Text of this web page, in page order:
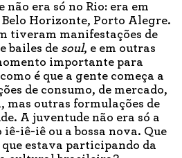
não era só no Rio: era em
Belo Horizonte, Porto Alegre.
tiveram manifestações de
bailes de soul, e em outras
importante para
é que a gente começa a
de consumo, de mercado,
mas outras formulações de
A juventude não era só a
iê-iê ou a bossa nova. Que
estava participando da